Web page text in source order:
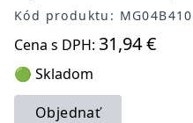
Kód produktu:
Cena s DPH: 31,94 €
🟢 Skladom
Objednať